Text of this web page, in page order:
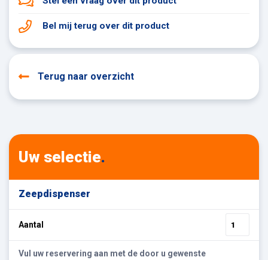
Bel mij terug over dit product
Terug naar overzicht
Uw selectie.
Zeepdispenser
Aantal
Vul uw reservering aan met de door u gewenste